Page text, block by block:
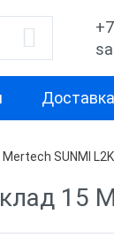
Тип ТСД
Мобильный
SUNMI
15